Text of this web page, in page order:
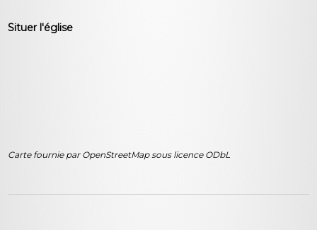
Situer l'église
Carte fournie par OpenStreetMap sous licence ODbL